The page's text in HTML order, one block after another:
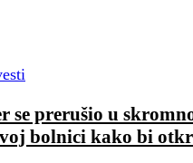
prerušio u
bolnici kako bi